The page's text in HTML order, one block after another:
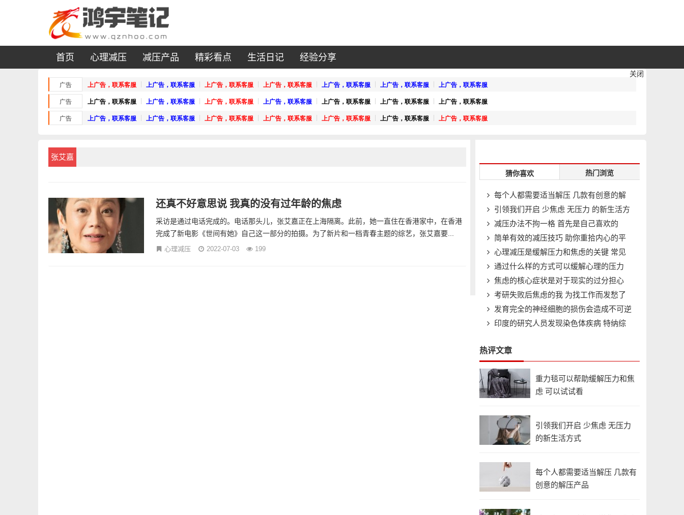
首页 心理减压 减压产品 精彩看点 生活日记 经验分享
关闭
张艾嘉
还真不好意思说 我真的没有过年龄的焦虑
采访是通过电话完成的。电话那头儿，张艾嘉正在上海隔离。此前，她一直住在香港家中，在香港
完成了新电影《世间有她》自己这一部分的拍摄。为了新片和一档青春主题的综艺，张艾嘉要...
心理减压 2022-07-03 199
猜你喜欢 热门浏览
每个人都需要适当解压 几款有创意的解
压产品
引领我们开启 少焦虑 无压力 的新生活方
式减压办法不拘一格 首先是自己喜欢的
简单有效的减压技巧 助你重拾内心的平
静与活力
心理减压是缓解压力和焦虑的关键 常见
的心理减压方法
通过什么样的方式可以缓解心理的压力
呢?焦虑的核心症状是对于现实的过分担心
考研失败后焦虑的我 为找工作而发愁了
发育完全的神经细胞的损伤会造成不可逆
后果印度的研究人员发现染色体疾病 特纳综
热评文章
重力毯可以帮助缓解压力和焦
虑 可以试试看
引领我们开启 少焦虑 无压力
的新生活方式
每个人都需要适当解压 几款有
创意的解压产品